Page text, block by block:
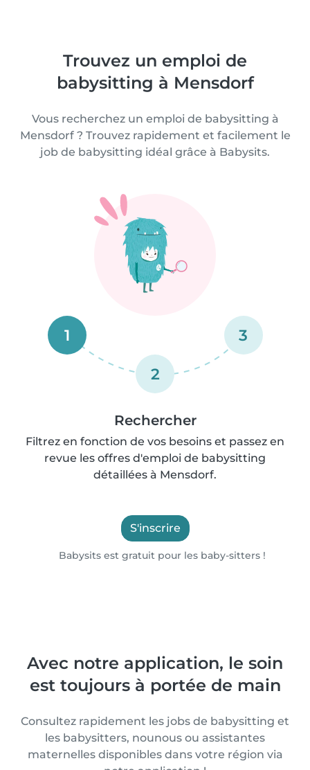
Trouvez un emploi de
babysitting à Mensdorf
Vous recherchez un emploi de babysitting à
Mensdorf ? Trouvez rapidement et facilement le
job de babysitting idéal grâce à Babysits.
1
2
3
Rechercher
Filtrez en fonction de vos besoins et passez en
revue les offres d'emploi de babysitting
détaillées à Mensdorf.
S'inscrire
Babysits est gratuit pour les baby-sitters !
Avec notre application, le soin
est toujours à portée de main
Consultez rapidement les jobs de babysitting et
les babysitters, nounous ou assistantes
maternelles disponibles dans votre région via